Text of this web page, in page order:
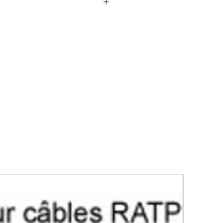
90° ou cosses tubulaires à